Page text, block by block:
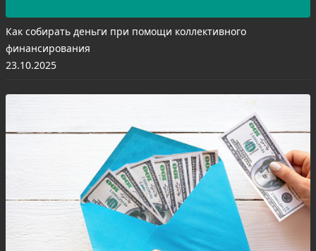
Как собирать деньги при помощи коллективного
финансирования
23.10.2025